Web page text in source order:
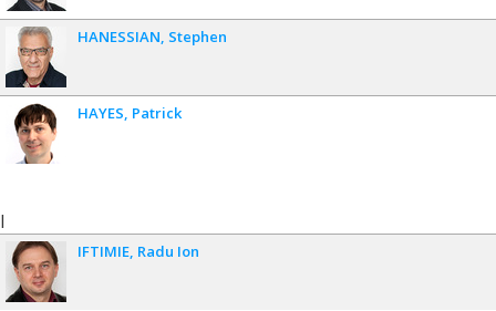
HANESSIAN Stephen
HAYES Patrick
I
IFTIMIE Radu Ion